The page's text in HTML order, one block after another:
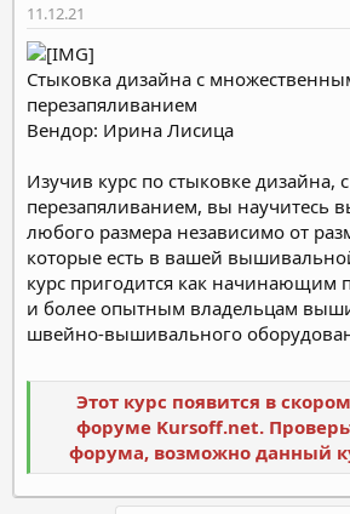
м
ы
а
11.12.21
Стыковка дизайна с
перезапяливанием
Вендор: Ирина Лисица
Изучив курс по стыковке дизайна,
перезапяливанием, вы научитесь
любого размера независимо от
которые есть в вашей
курс пригодится как начинающим
и более опытным владельцам
швейно-вышивального
Этот курс появится в
форуме Kursoff.net.
форума, возможно данный